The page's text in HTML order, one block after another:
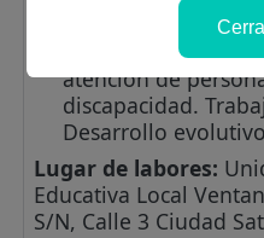
Conocimientos
Competencias
atención de
discapacidad.
Desarrollo
Lugar de labores:
Educativa Local
S/N, Calle 3 Ciudad